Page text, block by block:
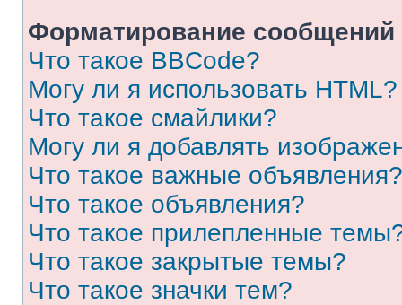
Форматирование
Что такое BBCode?
Могу ли я использовать HTML?
Что такое смайлики?
Могу ли я добавлять
Что такое важные объявления?
Что такое объявления?
Что такое прилепленные
Что такое закрытые темы?
Что такое значки тем?